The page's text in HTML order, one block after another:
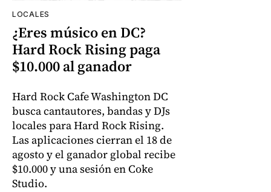
LOCALES
¿Eres músico en DC?
Hard Rock Rising paga
$10.000 al ganador
Hard Rock Cafe Washington DC
busca cantautores, bandas y DJs
locales para Hard Rock Rising.
Las aplicaciones cierran el 18 de
agosto y el ganador global recibe
$10.000 y una sesión en Coke
Studio.